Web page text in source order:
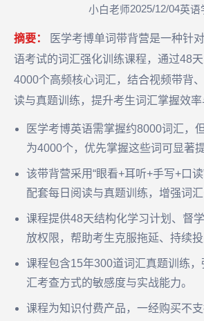
小白老师2025/12/04英语
摘要：
医学考博单词带背营是一种针
语考试的词汇强化训练课程，通过48
4000个高频核心词汇，结合视频带背
读与真题训练，提升考生词汇掌握效率
医学考博英语需掌握约8000词汇，
为4000个，优先掌握这些词可显著
该带背营采用“眼看+耳听+手写+口
配套每日阅读与真题训练，增强词汇
课程提供48天结构化学习计划、督
放权限，帮助考生克服拖延、持续投
课程包含15年300道词汇真题训练，
汇考查方式的敏感度与实战能力。
课程为知识付费产品，一经购买不